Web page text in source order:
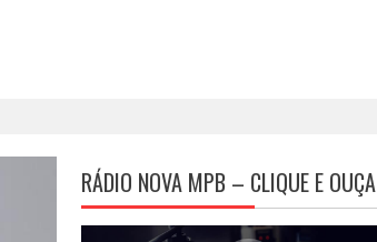
RÁDIO NOVA MPB – CLIQUE E OUÇA